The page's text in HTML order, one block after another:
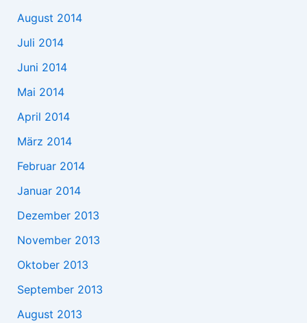
August 2014
Juli 2014
Juni 2014
Mai 2014
April 2014
März 2014
Februar 2014
Januar 2014
Dezember 2013
November 2013
Oktober 2013
September 2013
August 2013